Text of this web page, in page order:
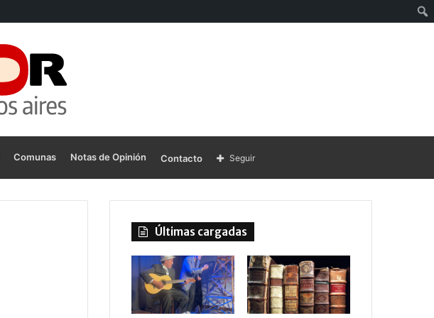
Comunas Notas de Opinión Contacto Seguir
Últimas cargadas